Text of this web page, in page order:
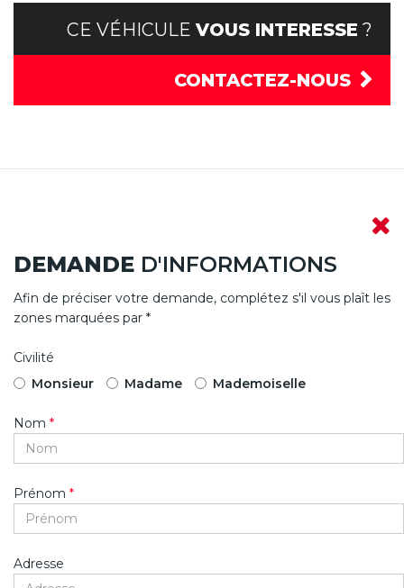
CE VÉHICULE VOUS INTERESSE ?
CONTACTEZ-NOUS
DEMANDE D'INFORMATIONS
Afin de préciser votre demande, complétez s'il vous plaît les
zones marquées par *
Civilité
Monsieur
Madame Mademoiselle
Nom *
Prénom *
Adresse